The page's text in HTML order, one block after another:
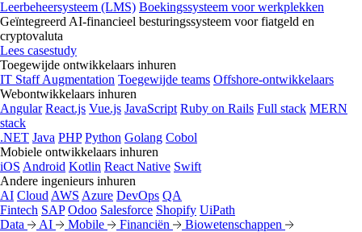
Leerbeheersysteem (LMS) Boekingssysteem voor werkplekken
Geïntegreerd AI-financieel besturingssysteem voor fiatgeld en
cryptovaluta
Lees casestudy
Toegewijde ontwikkelaars inhuren
IT Staff Augmentation Toegewijde teams Offshore-ontwikkelaars
Webontwikkelaars inhuren
Angular React.js Vue.js JavaScript Ruby on Rails Full stack MERN
stack
.NET Java PHP Python Golang Cobol
Mobiele ontwikkelaars inhuren
iOS Android Kotlin React Native Swift
Andere ingenieurs inhuren
AI Cloud AWS Azure DevOps QA
Fintech SAP Odoo Salesforce Shopify UiPath
Data
AI Mobile Financiën Biowetenschappen